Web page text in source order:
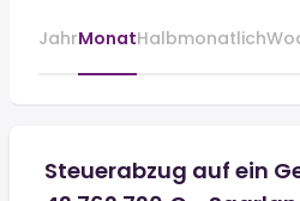
JahrMonatHalbmonatlich
Steuerabzug auf ein